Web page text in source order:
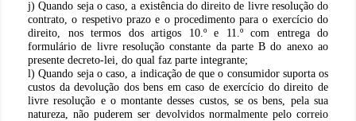
j) Quando seja o caso, a existência do direito de livre resolução do
contrato, o respetivo prazo e o procedimento para o exercício do
direito, nos termos dos artigos 10.º e 11.º com entrega do
formulário de livre resolução constante da parte B do anexo ao
presente decreto-lei, do qual faz parte integrante;
l) Quando seja o caso, a indicação de que o consumidor suporta os
custos da devolução dos bens em caso de exercício do direito de
livre resolução e o montante desses custos, se os bens, pela sua
natureza, não puderem ser devolvidos normalmente pelo correio